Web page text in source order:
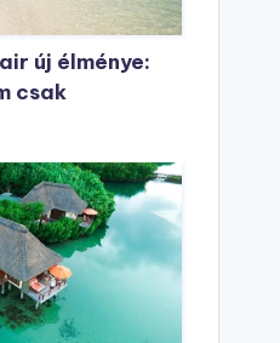
új élménye:
csak